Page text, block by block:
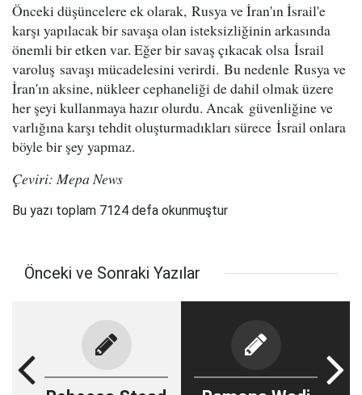
Önceki düşüncelere ek olarak, Rusya ve İran'ın İsrail'e
karşı yapılacak bir savaşa olan isteksizliğinin arkasında
önemli bir etken var. Eğer bir savaş çıkacak olsa İsrail
varoluş savaşı mücadelesini verirdi. Bu nedenle Rusya ve
İran'ın aksine, nükleer cephaneliği de dahil olmak üzere
her şeyi kullanmaya hazır olurdu. Ancak güvenliğine ve
varlığına karşı tehdit oluşturmadıkları sürece İsrail onlara
böyle bir şey yapmaz.
Çeviri: Mepa News
Bu yazı toplam 7124 defa okunmuştur
Önceki ve Sonraki Yazılar